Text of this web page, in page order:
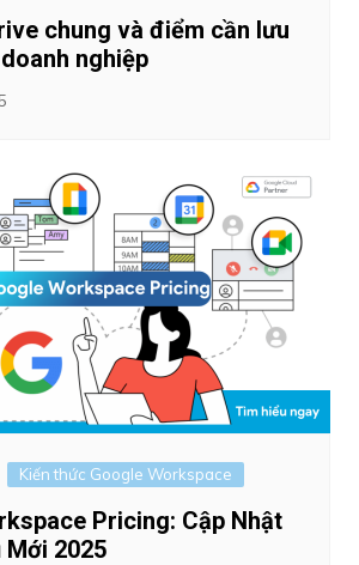
chung và điểm cần lưu
nghiệp
Kiến thức Google Workspace
Pricing: Cập Nhật
Mới 2025